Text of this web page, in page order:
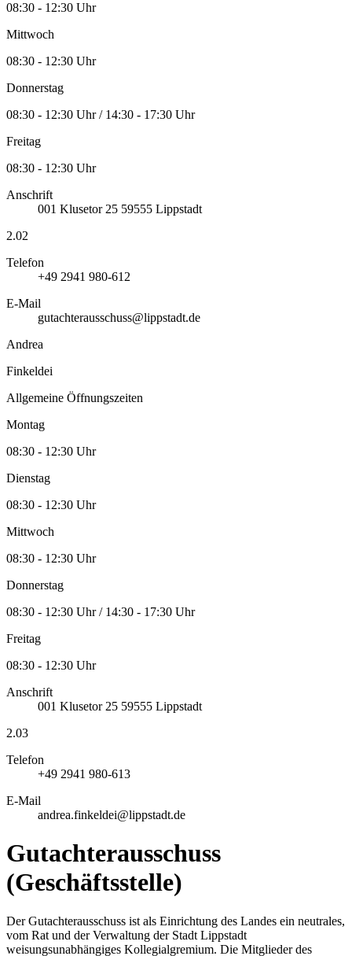
08:30 - 12:30 Uhr
Mittwoch
08:30 - 12:30 Uhr
Donnerstag
08:30 - 12:30 Uhr / 14:30 - 17:30 Uhr
Freitag
08:30 - 12:30 Uhr
Anschrift
001 Klusetor 25 59555 Lippstadt
2.02
Telefon
+49 2941 980-612
E-Mail
gutachterausschuss@lippstadt.de
Andrea
Finkeldei
Allgemeine Öffnungszeiten
Montag
08:30 - 12:30 Uhr
Dienstag
08:30 - 12:30 Uhr
Mittwoch
08:30 - 12:30 Uhr
Donnerstag
08:30 - 12:30 Uhr / 14:30 - 17:30 Uhr
Freitag
08:30 - 12:30 Uhr
Anschrift
001 Klusetor 25 59555 Lippstadt
2.03
Telefon
+49 2941 980-613
E-Mail
andrea.finkeldei@lippstadt.de
Gutachterausschuss
(Geschäftsstelle)
Der Gutachterausschuss ist als Einrichtung des Landes ein neutrales,
vom Rat und der Verwaltung der Stadt Lippstadt
weisungsunabhängiges Kollegialgremium. Die Mitglieder des